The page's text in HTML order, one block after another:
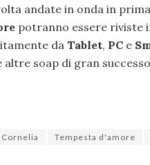
andate in onda in
potranno essere riviste
da Tablet, PC e
altre soap di gran
Cornelia Tempesta d'amore